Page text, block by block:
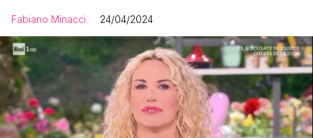
Fabiano Minacci 24/04/2024